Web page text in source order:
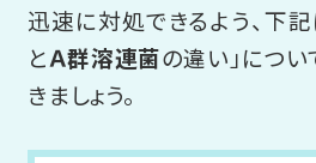
迅速に対処できるよう、下記
とＡ群溶連菌の違い」につ
きましょう。